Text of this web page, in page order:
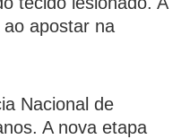
apostar na
Nacional de
A nova etapa